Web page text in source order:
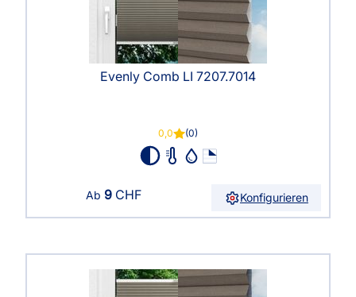
Evenly Comb LI 7207.7014
0,0 (0)
Ab 9 CHF Konfigurieren